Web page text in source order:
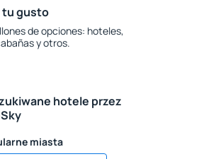
tu gusto
de opciones: hoteles,
y otros.
hotele przez
miasta